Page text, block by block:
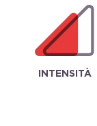
INTENSITÀ